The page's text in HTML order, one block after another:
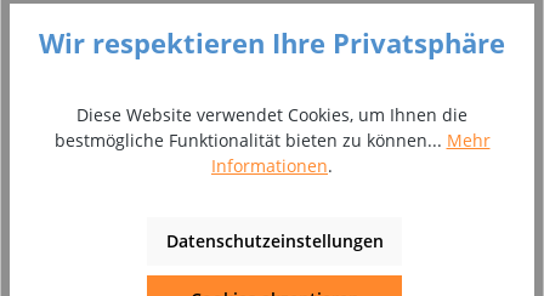
Produkt Anzahl: Gib den gewünschten
In den Warenkorb
Zum Merkzettel hinzufügen
Beschreibung
Wir respektieren Ihre Privatsphäre
Diese Website verwendet Cookies, um Ihnen die
bestmögliche Funktionalität bieten zu können... Mehr
Informationen.
Datenschutzeinstellungen